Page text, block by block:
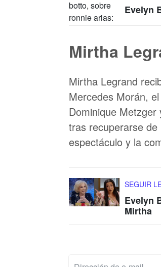
Evelyn
Mirtha
Mirtha Legrand
Mercedes Morán,
Dominique
tras recuperarse
espectáculo y la
SEGUIR
Evelyn
Mirtha